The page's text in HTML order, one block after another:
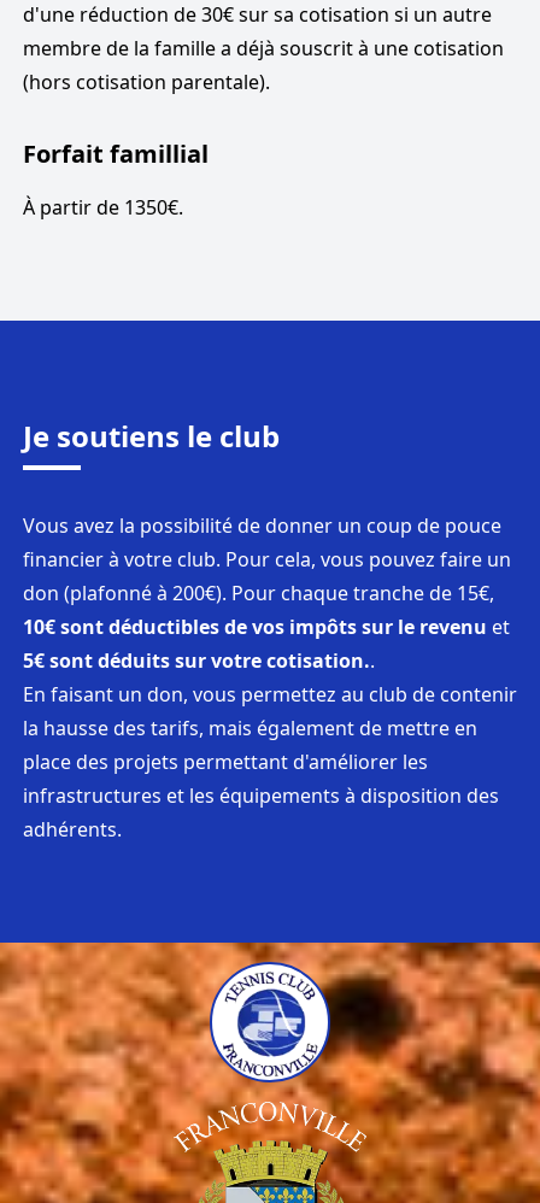
d'une réduction de 30€ sur sa cotisation si un autre
membre de la famille a déjà souscrit à une cotisation
(hors cotisation parentale).
Forfait famillial
À partir de 1350€.
Je soutiens le club
Vous avez la possibilité de donner un coup de pouce
financier à votre club. Pour cela, vous pouvez faire un
don (plafonné à 200€). Pour chaque tranche de 15€,
10€ sont déductibles de vos impôts sur le revenu et
5€ sont déduits sur votre cotisation..
En faisant un don, vous permettez au club de contenir
la hausse des tarifs, mais également de mettre en
place des projets permettant d'améliorer les
infrastructures et les équipements à disposition des
adhérents.